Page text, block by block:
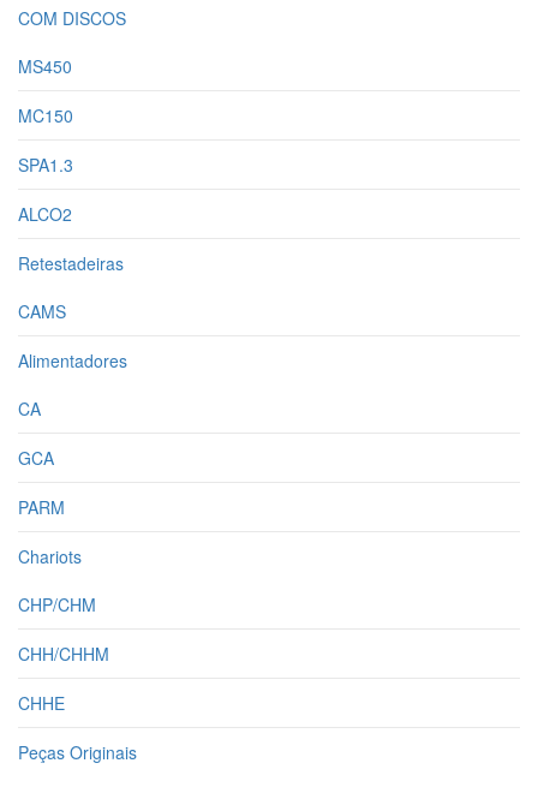
COM DISCOS
MS450
MC150
SPA1.3
ALCO2
Retestadeiras
CAMS
Alimentadores
CA
GCA
PARM
Chariots
CHP/CHM
CHH/CHHM
CHHE
Peças Originais